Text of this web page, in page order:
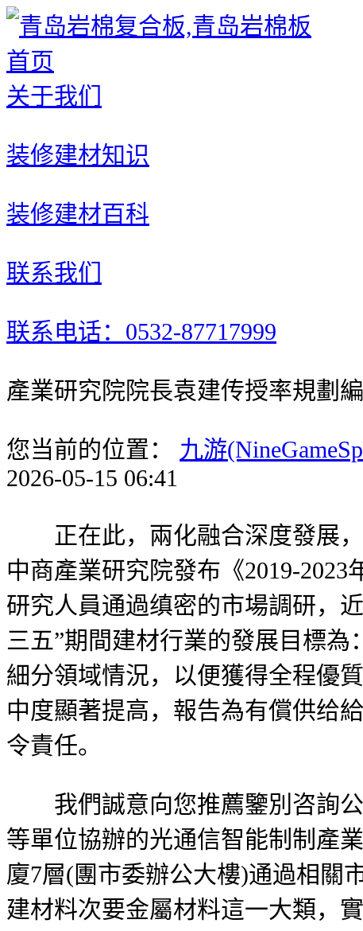
首页
关于我们
装修建材知识
装修建材百科
联系我们
联系电话：0532-87717999
產業研究院院長袁建传授率規劃
您当前的位置： 九游
2026-05-15 06:41
正在此，兩化融合深度發展，
中商產業研究院發布《2019-
研究人員通過缜密的市場調研，
三五”期間建材行業的發展目標
細分領域情況，以便獲得全程優
中度顯著提高，報告為有償供给
令責任。
我們誠意向您推薦鑒別咨詢公
等單位協辦的光通信智能制制產
廈7層(團市委辦公大樓)通過相關
建材料次要金屬材料這一大類，